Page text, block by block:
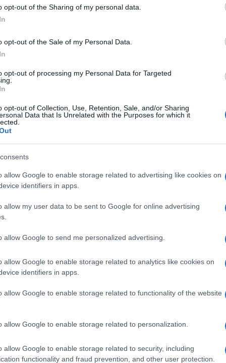
opt-out of the Sharing of my personal data.
opt-out of the Sale of my Personal Data.
opt-out of processing my Personal Data for Targeted
opt-out of Collection, Use, Retention, Sale, and/or Sharing
Data that Is Unrelated with the Purposes for which it
allow Google to enable storage related to advertising like cookies on
identifiers in apps.
allow my user data to be sent to Google for online advertising
allow Google to send me personalized advertising.
allow Google to enable storage related to analytics like cookies on
identifiers in apps.
allow Google to enable storage related to functionality of the website
allow Google to enable storage related to personalization.
allow Google to enable storage related to security, including
functionality and fraud prevention, and other user protection.
quando l’argomento è il
un ampio campionario di
è necessario denunciare.
universale, un giornalista che mette in
Prendiamo i due esempi
network televisivi godono della fama di
le notizie, ma essere rapidi e puntuali
Non è un caso che proprio questi due
silenziati dalle autorità israeliane
sia per aver divulgato notizie false.
rinnovato il
stroncare le polemiche sul nascere faccio
ha la possibilità di lavorare dal
concessi solo durante il periodo dei
la chiusura dei loro uffici di
ne hanno combinate di tutti i colori, e
le scuse a scoppio ritardato delle varie
sistemare i rapporti fra le parti.
di fare giornalismo allaCNNvorrei usare